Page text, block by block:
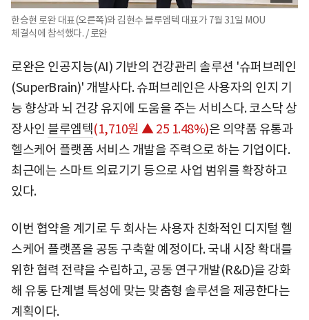
한승현 로완 대표(오른쪽)와 김현수 블루엠텍 대표가 7월 31일 MOU
체결식에 참석했다. / 로완
로완은 인공지능(AI) 기반의 건강관리 솔루션 '슈퍼브레인
(SuperBrain)' 개발사다. 슈퍼브레인은 사용자의 인지 기
능 향상과 뇌 건강 유지에 도움을 주는 서비스다. 코스닥 상
장사인 블루엠텍(1,710원 ▲ 25 1.48%)은 의약품 유통과
헬스케어 플랫폼 서비스 개발을 주력으로 하는 기업이다.
최근에는 스마트 의료기기 등으로 사업 범위를 확장하고
있다.
이번 협약을 계기로 두 회사는 사용자 친화적인 디지털 헬
스케어 플랫폼을 공동 구축할 예정이다. 국내 시장 확대를
위한 협력 전략을 수립하고, 공동 연구개발(R&D)을 강화
해 유통 단계별 특성에 맞는 맞춤형 솔루션을 제공한다는
계획이다.